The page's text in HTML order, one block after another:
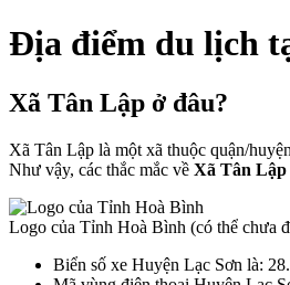
Địa điểm du lịch
Xã Tân Lập ở đâu?
Xã Tân Lập là một xã thuộc quận/huyện
Như vậy, các thắc mắc về Xã Tân Lập
Logo của Tỉnh Hoà Bình (có thể chưa
Biển số xe Huyện Lạc Sơn là: 28.